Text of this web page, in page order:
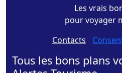
Les vrais
pour voyager
Contacts -
Tous les bons plans